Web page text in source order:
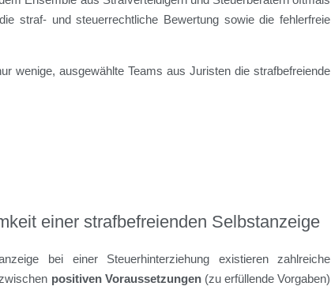
straf- und steuerrechtliche Bewertung sowie die fehlerfreie
wenige, ausgewählte Teams aus Juristen die strafbefreiende
einer strafbefreienden Selbstanzeige
bei einer Steuerhinterziehung existieren zahlreiche
positiven Voraussetzungen(zu erfüllende Vorgaben)